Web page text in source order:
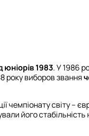
1983. У 1986
року виборов звання
чемпіонату світу –
його